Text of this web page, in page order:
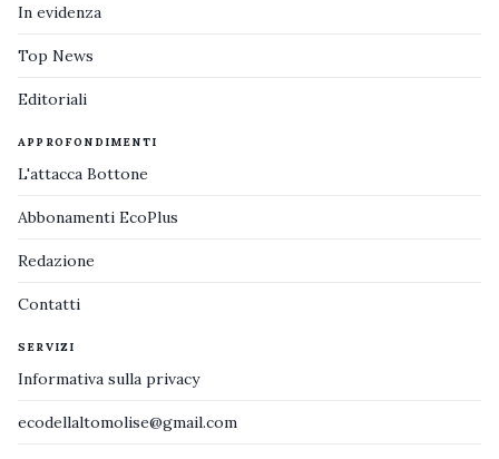
In evidenza
Top News
Editoriali
APPROFONDIMENTI
L'attacca Bottone
Abbonamenti EcoPlus
Redazione
Contatti
SERVIZI
Informativa sulla privacy
ecodellaltomolise@gmail.com